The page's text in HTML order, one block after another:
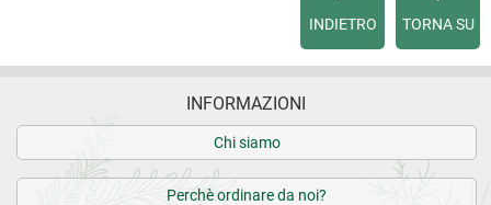
TORNA SU
INDIETRO
INFORMAZIONI
Chi siamo
Perchè ordinare da noi?